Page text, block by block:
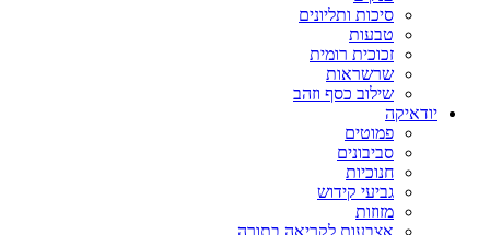
סיכות ותליונים
טבעות
זכוכית רומית
שרשראות
שילוב כסף וזהב
יודאיקה
פמוטים
סביבונים
חנוכיות
גביעי קידוש
מזוזות
אצבעות לקריאה בתורה